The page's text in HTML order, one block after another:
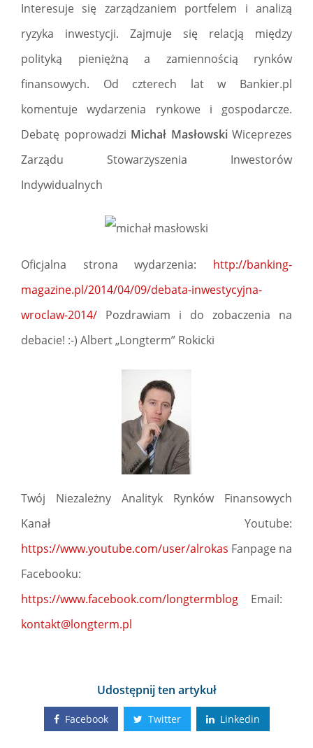
Interesuje się zarządzaniem portfelem i analizą
ryzyka inwestycji. Zajmuje się relacją między
polityką pieniężną a zamiennością rynków
finansowych. Od czterech lat w Bankier.pl
komentuje wydarzenia rynkowe i gospodarcze.
Debatę poprowadzi Michał Masłowski Wiceprezes
Zarządu Stowarzyszenia Inwestorów
Indywidualnych
Oficjalna strona wydarzenia: http://banking-
magazine.pl/2014/04/09/debata-inwestycyjna-
wroclaw-2014/ Pozdrawiam i do zobaczenia na
debacie! :-) Albert „Longterm” Rokicki
Twój Niezależny Analityk Rynków Finansowych
Kanał Youtube:
https://www.youtube.com/user/alrokas Fanpage na
Facebooku:
https://www.facebook.com/longtermblog Email:
kontakt@longterm.pl
Udostępnij ten artykuł
Facebook Twitter Linkedin